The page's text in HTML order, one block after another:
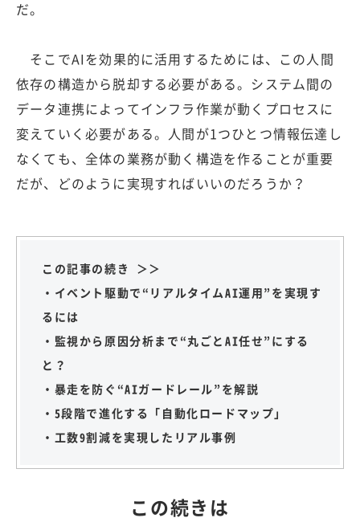
だ。
そこでAIを効果的に活用するためには、この人間
依存の構造から脱却する必要がある。システム間の
データ連携によってインフラ作業が動くプロセスに
変えていく必要がある。人間が1つひとつ情報伝達し
なくても、全体の業務が動く構造を作ることが重要
だが、どのように実現すればいいのだろうか？
この記事の続き ＞＞
・イベント駆動で“リアルタイムAI運用”を実現す
るには
・監視から原因分析まで“丸ごとAI任せ”にする
と？
・暴走を防ぐ“AIガードレール”を解説
・5段階で進化する「自動化ロードマップ」
・工数9割減を実現したリアル事例
この続きは